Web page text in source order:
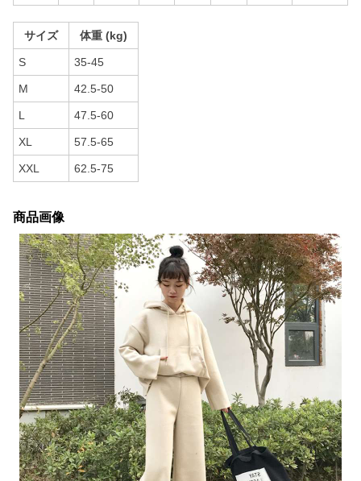
サイズ 体重 (kg)
S 35-45
M 42.5-50
L 47.5-60
XL 57.5-65
XXL 62.5-75
商品画像